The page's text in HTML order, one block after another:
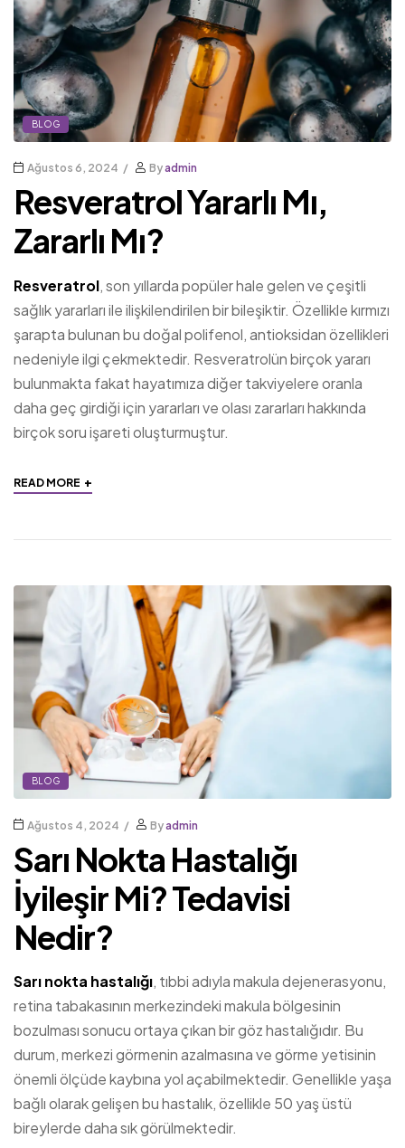
BLOG
Ağustos 6, 2024 Byadmin
Resveratrol Yararlı Mı,
Zararlı Mı?
Resveratrol, son yıllarda popüler hale gelen ve çeşitli
sağlık yararları ile ilişkilendirilen bir bileşiktir. Özellikle kırmızı
şarapta bulunan bu doğal polifenol, antioksidan özellikleri
nedeniyle ilgi çekmektedir. Resveratrolün birçok yararı
bulunmakta fakat hayatımıza diğer takviyelere oranla
daha geç girdiği için yararları ve olası zararları hakkında
birçok soru işareti oluşturmuştur.
READ MORE +
BLOG
Ağustos 4, 2024 Byadmin
Sarı Nokta Hastalığı
İyileşir Mi? Tedavisi
Nedir?
Sarı nokta hastalığı, tıbbi adıyla makula dejenerasyonu,
retina tabakasının merkezindeki makula bölgesinin
bozulması sonucu ortaya çıkan bir göz hastalığıdır. Bu
durum, merkezi görmenin azalmasına ve görme yetisinin
önemli ölçüde kaybına yol açabilmektedir. Genellikle yaşa
bağlı olarak gelişen bu hastalık, özellikle 50 yaş üstü
bireylerde daha sık görülmektedir.